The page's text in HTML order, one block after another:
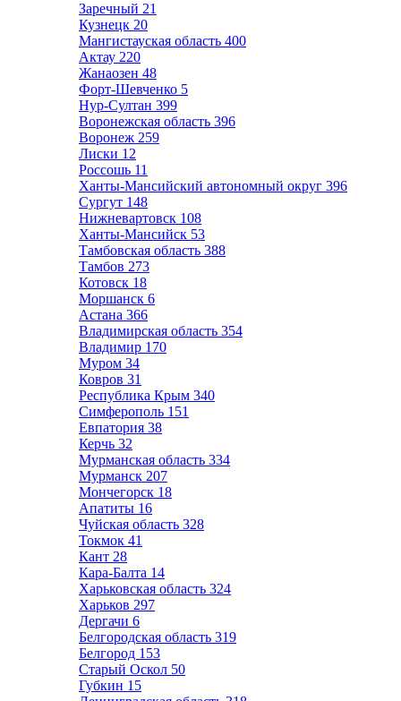
Заречный 21
Кузнецк 20
Мангистауская область 400
Актау 220
Жанаозен 48
Форт-Шевченко 5
Нур-Султан 399
Воронежская область 396
Воронеж 259
Лиски 12
Россошь 11
Ханты-Мансийский автономный округ 396
Сургут 148
Нижневартовск 108
Ханты-Мансийск 53
Тамбовская область 388
Тамбов 273
Котовск 18
Моршанск 6
Астана 366
Владимирская область 354
Владимир 170
Муром 34
Ковров 31
Республика Крым 340
Симферополь 151
Евпатория 38
Керчь 32
Мурманская область 334
Мурманск 207
Мончегорск 18
Апатиты 16
Чуйская область 328
Токмок 41
Кант 28
Кара-Балта 14
Харьковская область 324
Харьков 297
Дергачи 6
Белгородская область 319
Белгород 153
Старый Оскол 50
Губкин 15